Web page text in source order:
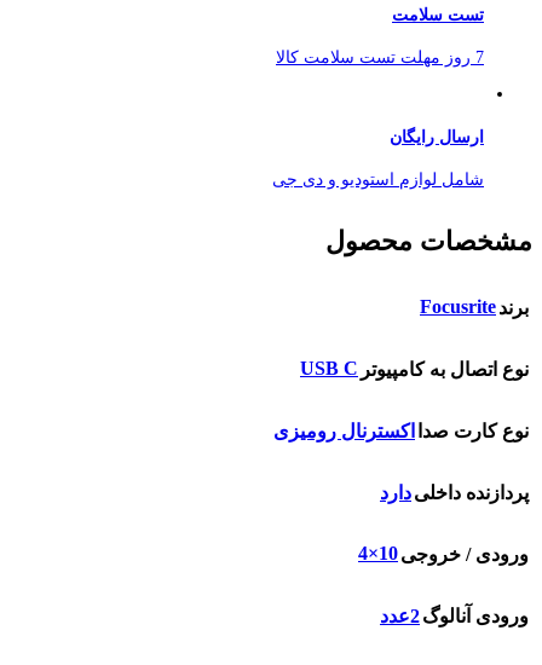
تست سلامت
7 روز مهلت تست سلامت کالا
ارسال رایگان
شامل لوازم استودیو و دی جی
مشخصات محصول
برندFocusrite
نوع اتصال به کامپیوتر USB C
نوع کارت صدا اکسترنال رومیزی
پردازنده داخلیدارد
ورودی / خروجی10×4
ورودی آنالوگ2عدد